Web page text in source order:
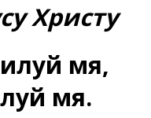
Христу
мя,
мя.